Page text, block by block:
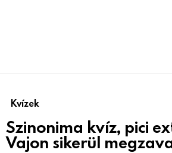
Kvízek
Szinonima kvíz, pici
Vajon sikerül